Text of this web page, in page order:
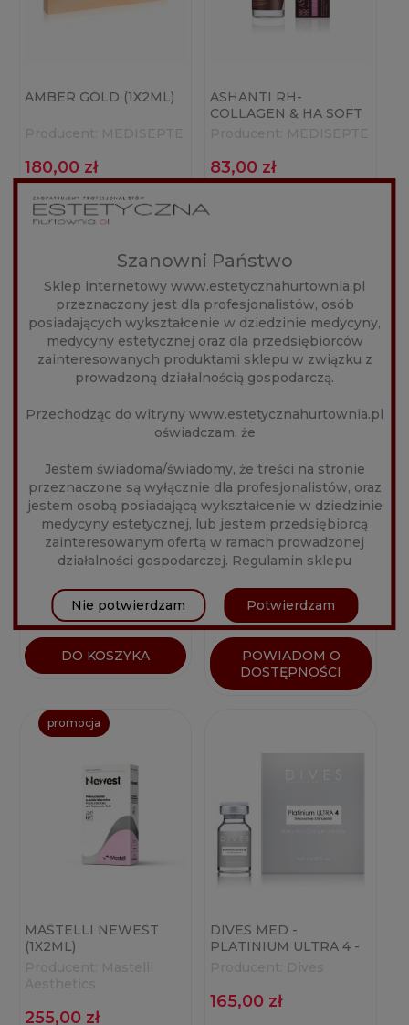
AMBER GOLD (1X2ML)
180,00 zł
ASHANTI RH-
COLLAGEN & HA SOFT
83,00 zł
GEO-LIFTING V 64MG
(1X2ML)
Producent: MEDISEPTE
DO KOSZYKA
REVS PRO32 (1X2ML)
Producent: Reanzen
POWIADOM O
DOSTĘPNOŚCI
MASTELLI NEWEST
(1X2ML)
255,00 zł
promocja
DIVES MED -
PLATINIUM ULTRA 4 -
165,00 zł
Szanowni Państwo
Sklep internetowy www.estetycznahurtownia.pl
przeznaczony jest dla profesjonalistów, osób
posiadających wykształcenie w dziedzinie medycyny,
medycyny estetycznej oraz dla przedsiębiorców
zainteresowanych produktami sklepu w związku z
prowadzoną działalnością gospodarczą.
Przechodząc do witryny www.estetycznahurtownia.pl
oświadczam, że
Jestem świadoma/świadomy, że treści na stronie
przeznaczone są wyłącznie dla profesjonalistów, oraz
jestem osobą posiadającą wykształcenie w dziedzinie
medycyny estetycznej, lub jestem przedsiębiorcą
zainteresowanym ofertą w ramach prowadzonej
działalności gospodarczej. Regulamin sklepu
Nie potwierdzam Potwierdzam